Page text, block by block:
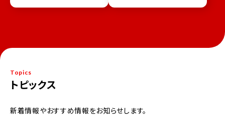
Topics
トピックス
新着情報やおすすめ情報をお知らせします。